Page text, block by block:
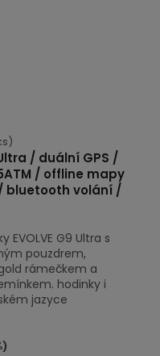
/ duální GPS /
/ offline mapy
bluetooth volání /
EVOLVE G9 Ultra s
pouzdrem,
rámečkem a
hodinky i
jazyce